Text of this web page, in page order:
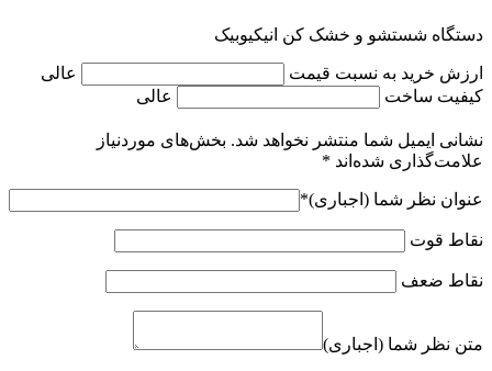
دستگاه شستشو و خشک کن انیکیوبیک
ارزش خرید به نسبت قیمت
عالی
کیفیت ساخت
عالی
نشانی ایمیل شما منتشر نخواهد شد. بخش‌های موردنیاز
علامت‌گذاری شده‌اند *
عنوان نظر شما (اجباری)*
نقاط قوت
نقاط ضعف
متن نظر شما (اجباری)